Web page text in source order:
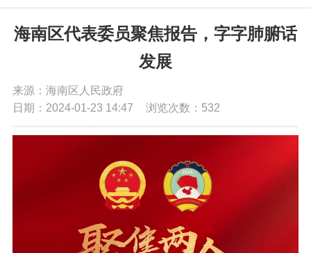
党务公开
政务服务
海南区代表委员聚焦报告，字字肺腑话
发展
来源：海南区人民政府
日期：2024-01-23 14:47
浏览次数： 532